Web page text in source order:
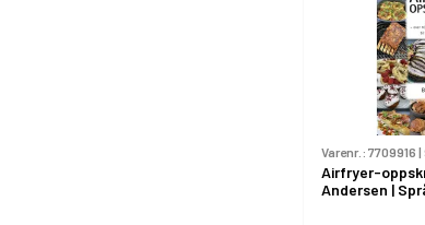
Varenr.: 7709916 |
Airfryer-
Andersen |